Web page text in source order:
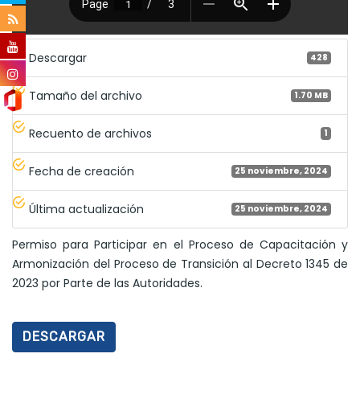
Descargar 428
Tamaño del archivo 1.70 MB
Recuento de archivos 1
Fecha de creación 25 noviembre, 2024
Última actualización 25 noviembre, 2024
Permiso para Participar en el Proceso de Capacitación y
Armonización del Proceso de Transición al Decreto 1345 de
2023 por Parte de las Autoridades.
DESCARGAR